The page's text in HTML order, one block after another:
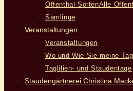
Offenthal-SortenAlle
Sämlinge
Veranstaltungen
Veranstaltungen
Wo und Wie Sie meine
Taglilien- und Staudentage
Staudengärtnerei Christina